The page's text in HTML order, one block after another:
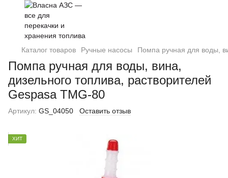
Каталог товаров Ручные насосы Помпа ручная для воды,
Помпа ручная для воды, вина,
дизельного топлива, растворителей
Gespasa TMG-80
Артикул: GS_04050 Оставить отзыв
ХИТ